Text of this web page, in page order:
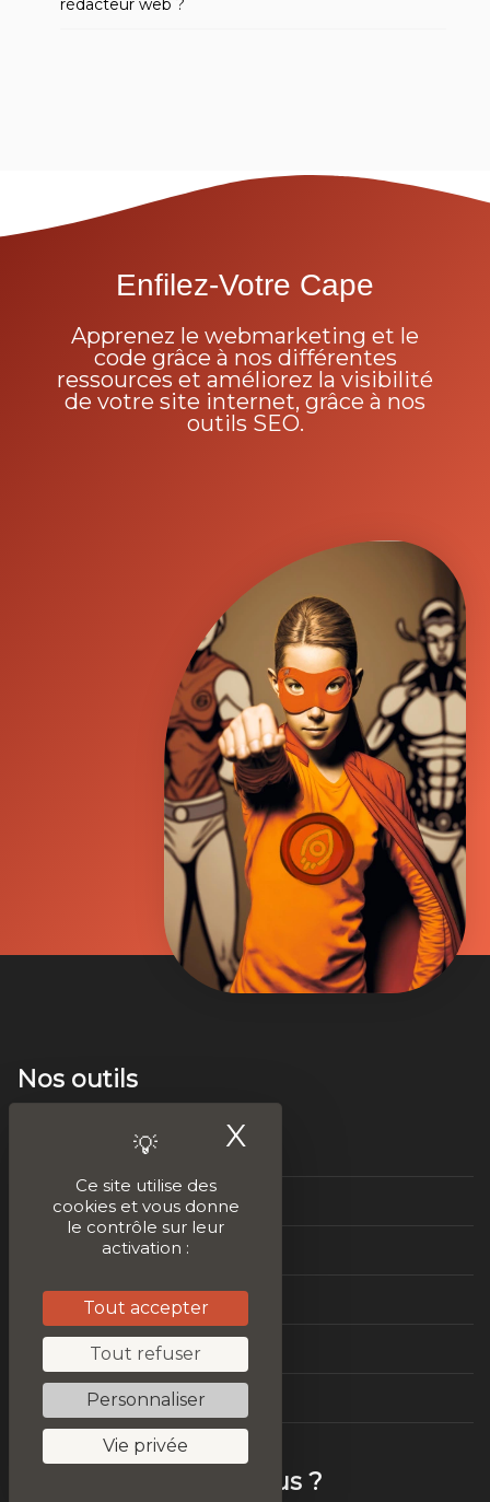
rédacteur web ?
Enfilez-Votre Cape
Apprenez le webmarketing et le
code grâce à nos différentes
ressources et améliorez la visibilité
de votre site internet, grâce à nos
outils SEO.
Nos outils
Tester le plagiat
Audit SEO
Améliorer son contenu
Idées de contenus
Vitesse de chargement
Test Mobile Friendly
Mais qui sommes-nous ?
Ce site utilise des
cookies et vous donne
le contrôle sur leur
activation :
Tout accepter
Tout refuser
Personnaliser
Vie privée
X